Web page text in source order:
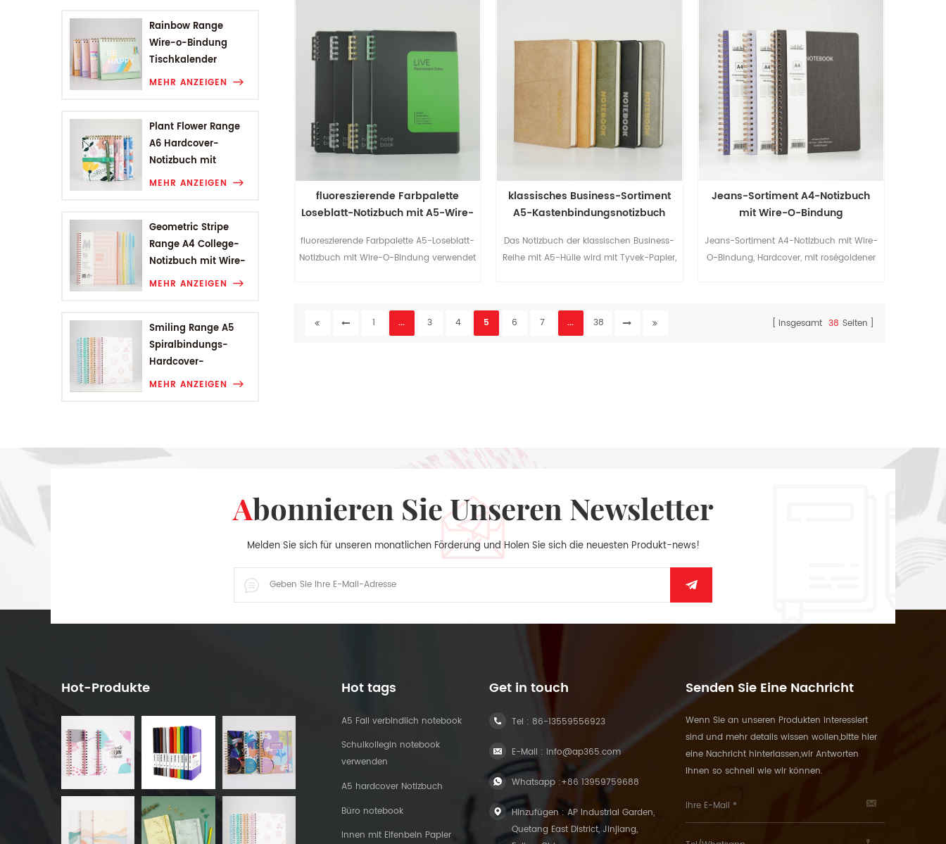
Rainbow Range
Wire-o-Bindung
Tischkalender
MEHR ANZEIGEN
Plant Flower Range
A6 Hardcover-
Notizbuch mit
Drahtbindung
MEHR ANZEIGEN
Geometric Stripe
Range A4 College-
Notizbuch mit Wire-
O-Bindung
MEHR ANZEIGEN
Smiling Range A5
Spiralbindungs-
Hardcover-
Studentennotizbuch
MEHR ANZEIGEN
fluoreszierende Farbpalette
Loseblatt-Notizbuch mit A5-Wire-
fluoreszierende Farbpalette A5-Loseblatt-
Notizbuch mit Wire-O-Bindung verwendet
funktionaler macht.
klassisches Business-Sortiment
A5-Kastenbindungsnotizbuch
Das Notizbuch der klassischen Business-
Reihe mit A5-Hülle wird mit Tyvek-Papier,
Jeans-Sortiment A4-Notizbuch
mit Wire-O-Bindung
Jeans-Sortiment A4-Notizbuch mit Wire-
O-Bindung, Hardcover, mit roségoldener
1
... 3 4 5 6 7 ... 38 Insgesamt 38 Seiten
Abonnieren Sie Unseren Newsletter
Melden Sie sich für unseren monatlichen Förderung und Holen Sie sich die neuesten Produkt-news!
Hot-Produkte Hot tags
A5 Fall verbindlich notebook
Schulkollegin notebook
verwenden
A5 hardcover Notizbuch
Büro notebook
Innen mit Elfenbein Papier
Get in touch
Tel :86-13559556923
E-Mail : info@ap365.com
Whatsapp :+86 13959759688
Hinzufügen : AP Industrial Garden,
Quetang East District, Jinjiang,
Senden Sie Eine Nachricht
Wenn Sie an unseren Produkten interessiert
sind und mehr details wissen wollen,bitte hier
eine Nachricht hinterlassen,wir Antworten
Ihnen so schnell wie wir können.